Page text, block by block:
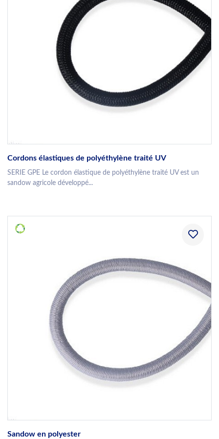
Cordons élastiques de polyéthylène traité UV
SERIE GPE Le cordon élastique de polyéthylène traité UV est un
sandow agricole développé...
Sandow en polyester